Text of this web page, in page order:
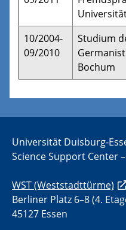
10/2004-
09/2010
Studium
Bochum
Universität Duisburg-
Science Support Center –
WST (Weststadttürme)
Berliner Platz 6–8 (4.
45127 Essen